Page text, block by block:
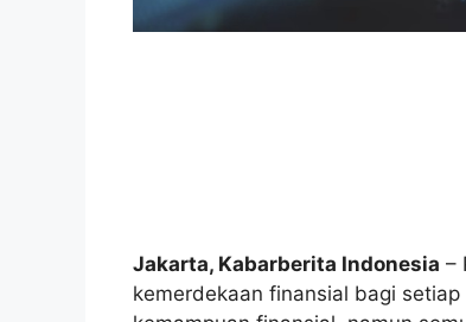
Jakarta, Kabarberita Indonesia –
kemerdekaan finansial bagi